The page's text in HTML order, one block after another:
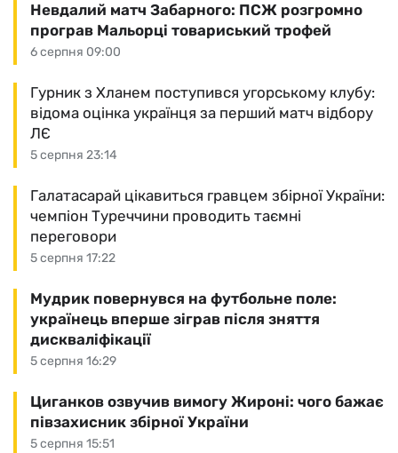
6 серпня 09:00
Невдалий матч Забарного: ПСЖ розгромно
програв Мальорці товариський трофей
5 серпня 23:14
Гурник з Хланем поступився угорському клубу:
відома оцінка українця за перший матч відбору
ЛЄ
5 серпня 17:22
Галатасарай цікавиться гравцем збірної України:
чемпіон Туреччини проводить таємні
переговори
5 серпня 16:29
Мудрик повернувся на футбольне поле:
українець вперше зіграв після зняття
дискваліфікації
5 серпня 15:51
Циганков озвучив вимогу Жироні: чого бажає
півзахисник збірної України